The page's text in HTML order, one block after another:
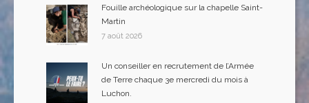
Fouille archéologique sur la chapelle Saint-
Martin
7 août 2026
Un conseiller en recrutement de l’Armée
de Terre chaque 3e mercredi du mois à
Luchon.